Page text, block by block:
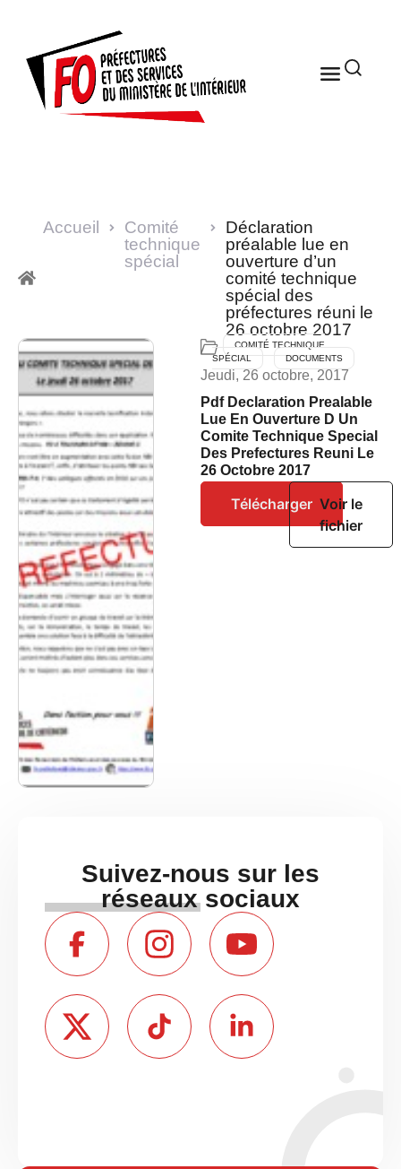
Accueil
Comité
technique
spécial
Déclaration
préalable lue en
ouverture d’un
comité technique
spécial des
préfectures réuni le
26 octobre 2017
COMITÉ TECHNIQUE
SPÉCIAL
DOCUMENTS
Jeudi, 26 octobre, 2017
Pdf Declaration Prealable
Lue En Ouverture D Un
Comite Technique Special
Des Prefectures Reuni Le
26 Octobre 2017
Télécharger Voir le
fichier
Suivez-nous sur les
réseaux sociaux